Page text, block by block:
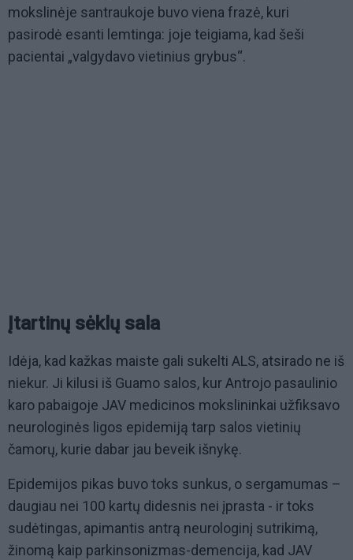
mokslinėje santraukoje buvo viena frazė, kuri
pasirodė esanti lemtinga: joje teigiama, kad šeši
pacientai „valgydavo vietinius grybus“.
Įtartinų sėklų sala
Idėja, kad kažkas maiste gali sukelti ALS, atsirado ne iš
niekur. Ji kilusi iš Guamo salos, kur Antrojo pasaulinio
karo pabaigoje JAV medicinos mokslininkai užfiksavo
neurologinės ligos epidemiją tarp salos vietinių
čamorų, kurie dabar jau beveik išnykę.
Epidemijos pikas buvo toks sunkus, o sergamumas –
daugiau nei 100 kartų didesnis nei įprasta - ir toks
sudėtingas, apimantis antrą neurologinį sutrikimą,
žinomą kaip parkinsonizmas-demencija, kad JAV